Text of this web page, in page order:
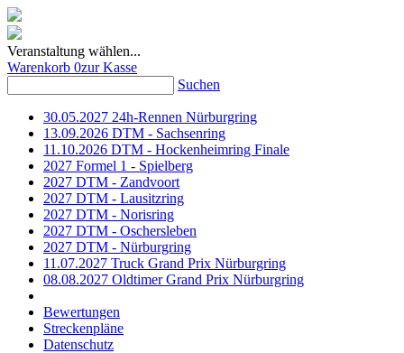
Veranstaltung wählen...
Warenkorb 0zur Kasse
Suchen
30.05.2027 24h-Rennen Nürburgring
13.09.2026 DTM - Sachsenring
11.10.2026 DTM - Hockenheimring Finale
2027 Formel 1 - Spielberg
2027 DTM - Zandvoort
2027 DTM - Lausitzring
2027 DTM - Norisring
2027 DTM - Oschersleben
2027 DTM - Nürburgring
11.07.2027 Truck Grand Prix Nürburgring
08.08.2027 Oldtimer Grand Prix Nürburgring
Bewertungen
Streckenpläne
Datenschutz